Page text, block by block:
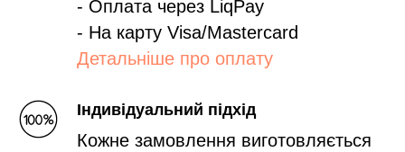
- Оплата через LiqPay
- На карту Visa/Mastercard
Детальніше про оплату
Індивідуальний підхід
Кожне замовлення виготовляється